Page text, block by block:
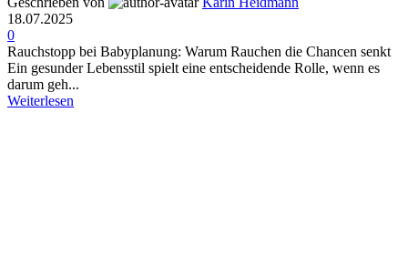
18.07.2025
0
Rauchstopp bei Babyplanung: Warum Rauchen die Chancen senkt
Ein gesunder Lebensstil spielt eine entscheidende Rolle, wenn es
darum geh...
Weiterlesen